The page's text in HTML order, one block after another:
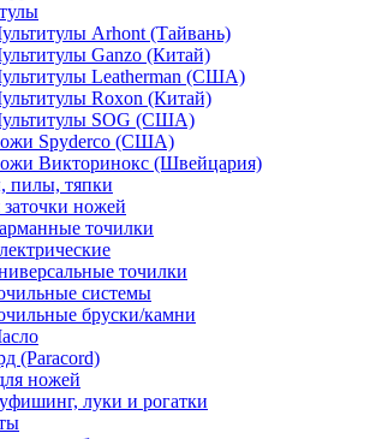
Arhont (Тайвань)
Ganzo (Китай)
Leatherman (США)
Roxon (Китай)
SOG (США)
Spyderco (США)
Викторинокс (Швейцария)
пилы, тяпки
заточки ножей
точилки
точилки
системы
бруски/камни
(Paracord)
ножей
луки и рогатки